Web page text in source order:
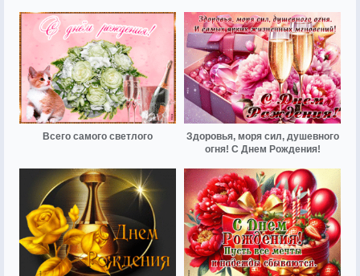
Всего самого светлого
Здоровья, моря сил, душевного
огня! С Днем Рождения!